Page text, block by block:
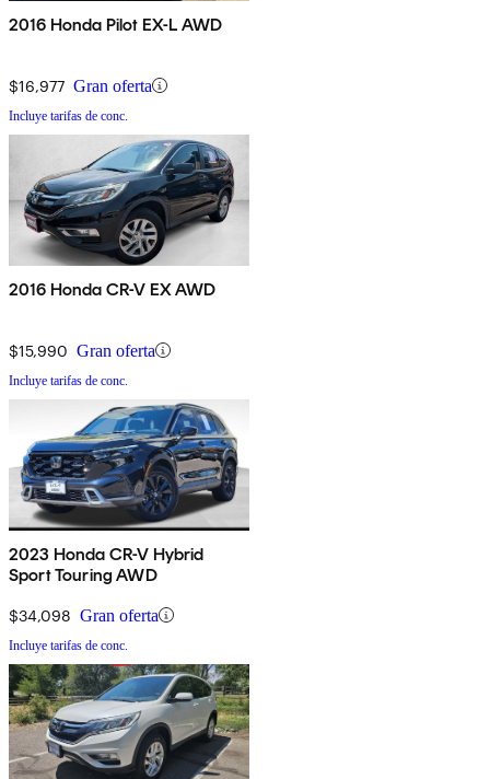
2016 Honda Pilot EX-L AWD
$16,977 Gran oferta
Incluye tarifas de conc.
2016 Honda CR-V EX AWD
$15,990 Gran oferta
Incluye tarifas de conc.
2023 Honda CR-V Hybrid
Sport Touring AWD
$34,098 Gran oferta
Incluye tarifas de conc.